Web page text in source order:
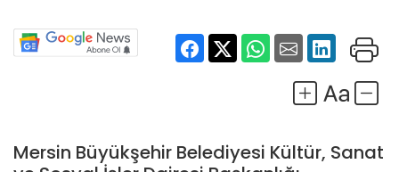
Mersin Büyükşehir Belediyesi Kültür, Sanat